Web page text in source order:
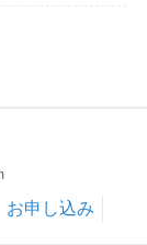
お申し込み